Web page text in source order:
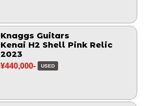
Knaggs Guitars
Kenai H2 Shell Pink Relic
2023
¥440,000- USED